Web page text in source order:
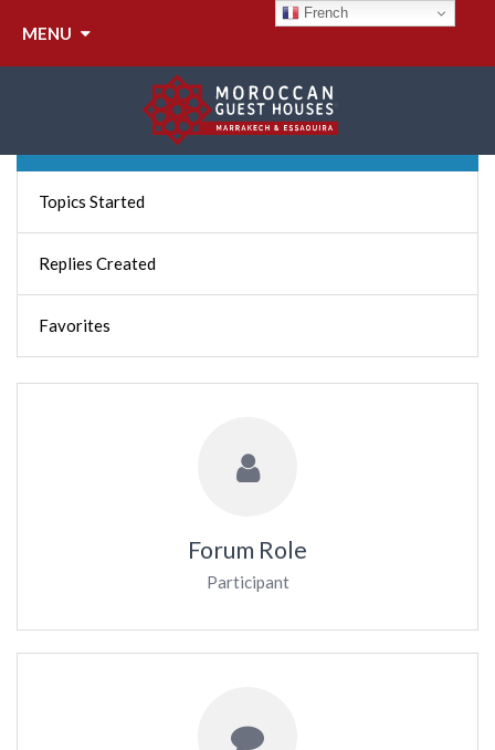
MENUISABELLE LAFARGUE
Topics Started
Replies Created
Favorites
Forum Role
Participant
French